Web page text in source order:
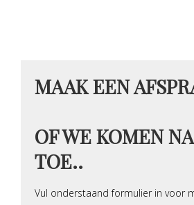
MAAK EEN
OF WE KOMEN
TOE..
Vul onderstaand formulier in voor